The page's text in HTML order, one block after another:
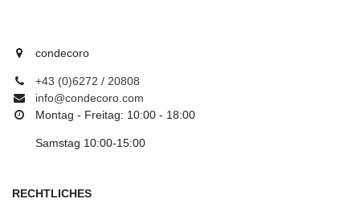
condecoro
+43 (0)6272 / 20808
info@condecoro.com
Montag - Freitag: 10:00 - 18:00
Samstag 10:00-15:00
RECHTLICHES